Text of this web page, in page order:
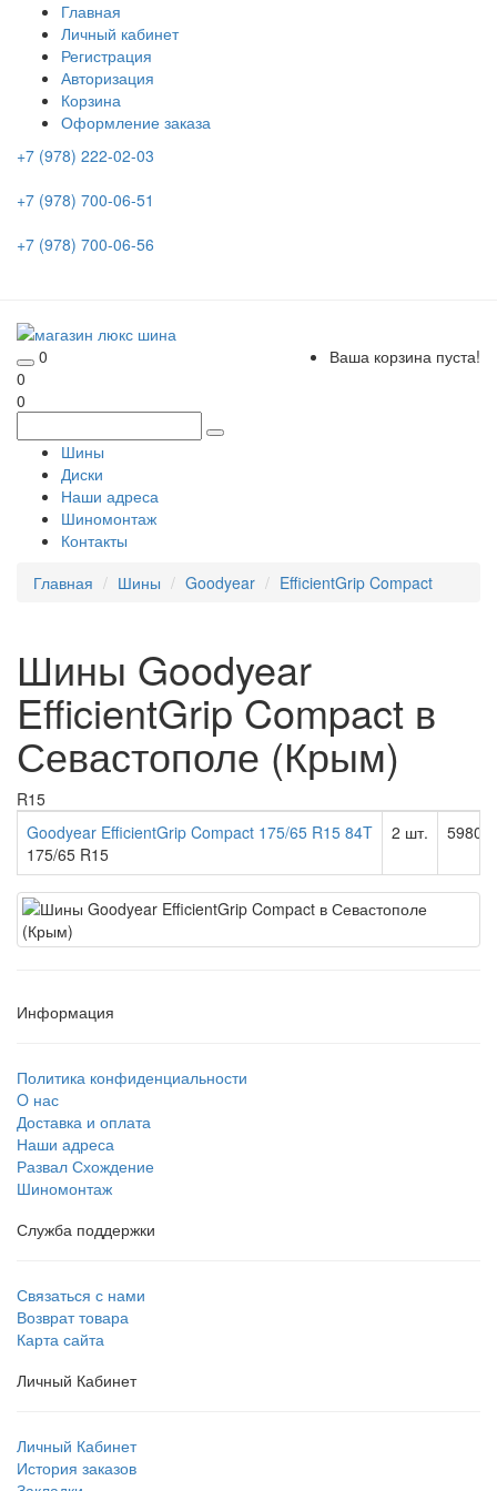
Главная
Личный кабинет
Регистрация
Авторизация
Корзина
Оформление заказа
+7 (978) 222-02-03
+7 (978) 700-06-51
+7 (978) 700-06-56
0
Ваша корзина пуста!
0
0
Шины
Диски
Наши адреса
Шиномонтаж
Контакты
Главная
Шины Goodyear EfficientGrip Compact
Шины Goodyear
EfficientGrip Compact в
Севастополе (Крым)
R15
Goodyear EfficientGrip Compact 175/65 R15 84T
175/65 R15
2 шт.
Информация
Политика конфиденциальности
O нас
Доставка и оплата
Наши адреса
Развал Схождение
Шиномонтаж
Служба поддержки
Связаться с нами
Возврат товара
Карта сайта
Личный Кабинет
Личный Кабинет
История заказов